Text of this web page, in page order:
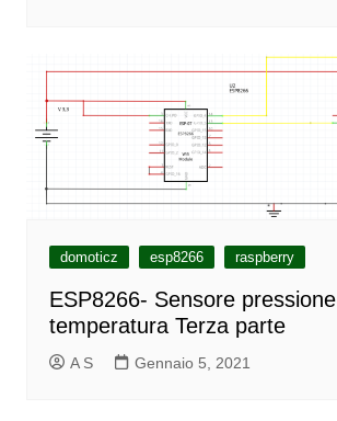
domoticz esp8266 raspberry
ESP8266- Sensore pressione
temperatura Terza parte
A S Gennaio 5, 2021